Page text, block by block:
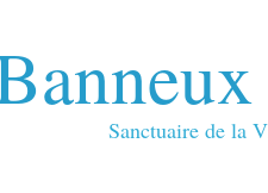
Sanctuaire de la